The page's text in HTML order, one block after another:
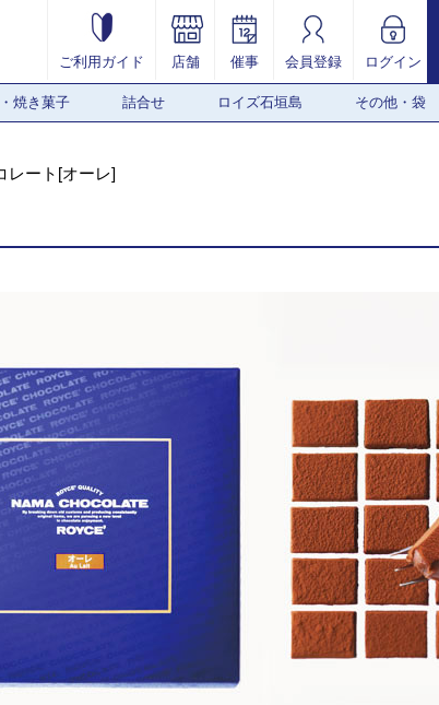
ご利用ガイド 店舗 催事 会員登録 ログイン
焼き菓子 詰合せ ロイズ石垣島 その他・袋
レート[オーレ]